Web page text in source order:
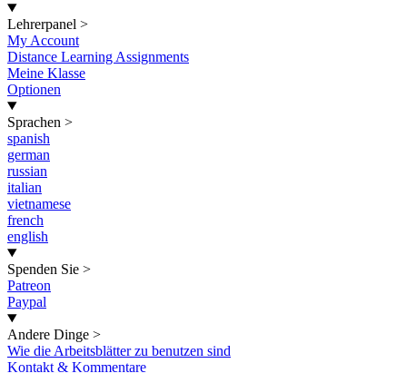
Lehrerpanel >
My Account
Distance Learning Assignments
Meine Klasse
Optionen
Sprachen >
spanish
german
russian
italian
vietnamese
french
english
Spenden Sie >
Patreon
Paypal
Andere Dinge >
Wie die Arbeitsblätter zu benutzen sind
Kontakt & Kommentare